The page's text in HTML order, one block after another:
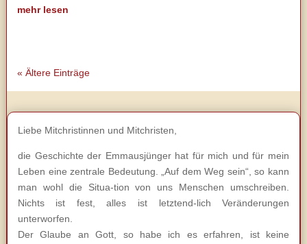
mehr lesen
« Ältere Einträge
Liebe Mitchristinnen und Mitchristen,
die Geschichte der Emmausjünger hat für mich und für mein
Leben eine zentrale Bedeutung. „Auf dem Weg sein“, so kann
man wohl die Situa-tion von uns Menschen umschreiben.
Nichts ist fest, alles ist letztend-lich Veränderungen
unterworfen.
Der Glaube an Gott, so habe ich es erfahren, ist keine